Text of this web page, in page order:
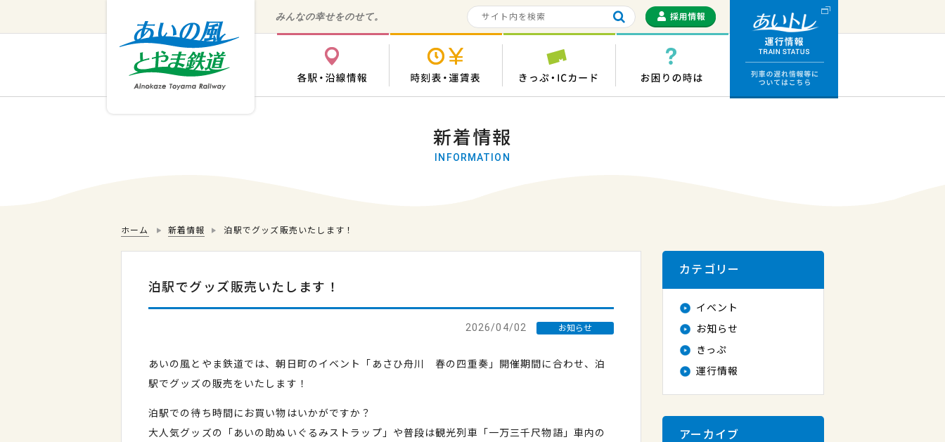
みんなの幸せをのせて。
各駅・沿線情報 時刻表・運賃表 きっぷ・ICカード お困りの時は
新着情報
INFORMATION
ホーム 新着情報 泊駅でグッズ販売いたします！
泊駅でグッズ販売いたします！
2026/04/02 お知らせ
あいの風とやま鉄道では、朝日町のイベント「あさひ舟川 春の四重奏」開催期間に合わせ、泊
駅でグッズの販売をいたします！
泊駅での待ち時間にお買い物はいかがですか？
大人気グッズの「あいの助ぬいぐるみストラップ」や普段は観光列車「一万三千尺物語」車内の
カテゴリー
イベント
お知らせ
きっぷ
運行情報
アーカイブ